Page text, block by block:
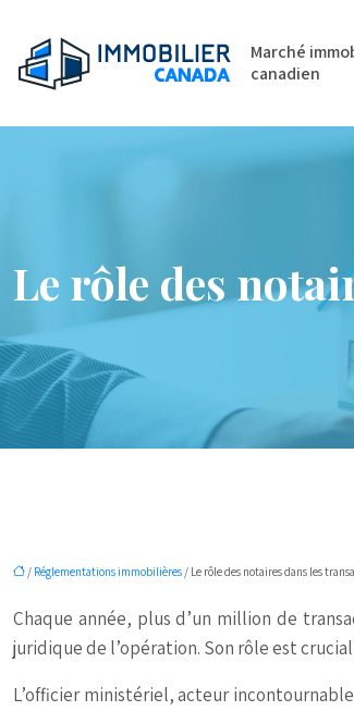
Marché
canadien
Le rôle des
/ Réglementations immobilières / Le rôle des notaires dans les
Chaque année, plus d’un million de
juridique de l’opération. Son rôle est
L’officier ministériel, acteur